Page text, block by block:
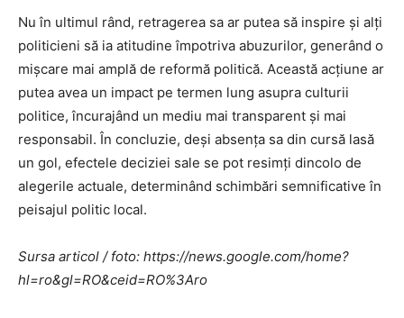
Nu în ultimul rând, retragerea sa ar putea să inspire și alți
politicieni să ia atitudine împotriva abuzurilor, generând o
mișcare mai amplă de reformă politică. Această acțiune ar
putea avea un impact pe termen lung asupra culturii
politice, încurajând un mediu mai transparent și mai
responsabil. În concluzie, deși absența sa din cursă lasă
un gol, efectele deciziei sale se pot resimți dincolo de
alegerile actuale, determinând schimbări semnificative în
peisajul politic local.
Sursa articol / foto: https://news.google.com/home?
hl=ro&gl=RO&ceid=RO%3Aro